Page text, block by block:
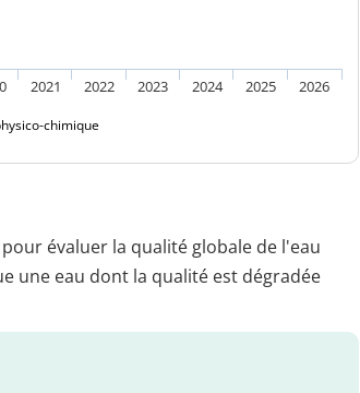
chimique
2021 2022 2023 2024 2025 2026
évaluer la qualité globale de l'eau
une eau dont la qualité est dégradée